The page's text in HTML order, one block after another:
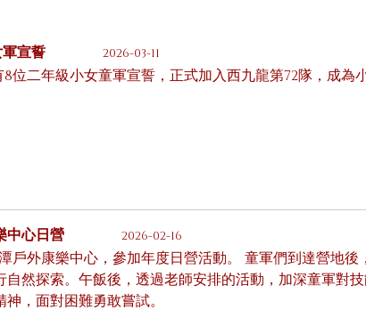
宣誓 2026-03-11
8位二年級小女童軍宣誓，正式加入西九龍第72隊，成為
中心日營 2026-02-16
戶外康樂中心，參加年度日營活動。 童軍們到達營地後，
自然探索。午飯後，透過老師安排的活動，加深童軍對
，面對困難勇敢嘗試。